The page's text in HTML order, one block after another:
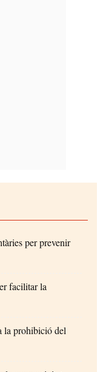
per prevenir
facilitar la
la prohibició del